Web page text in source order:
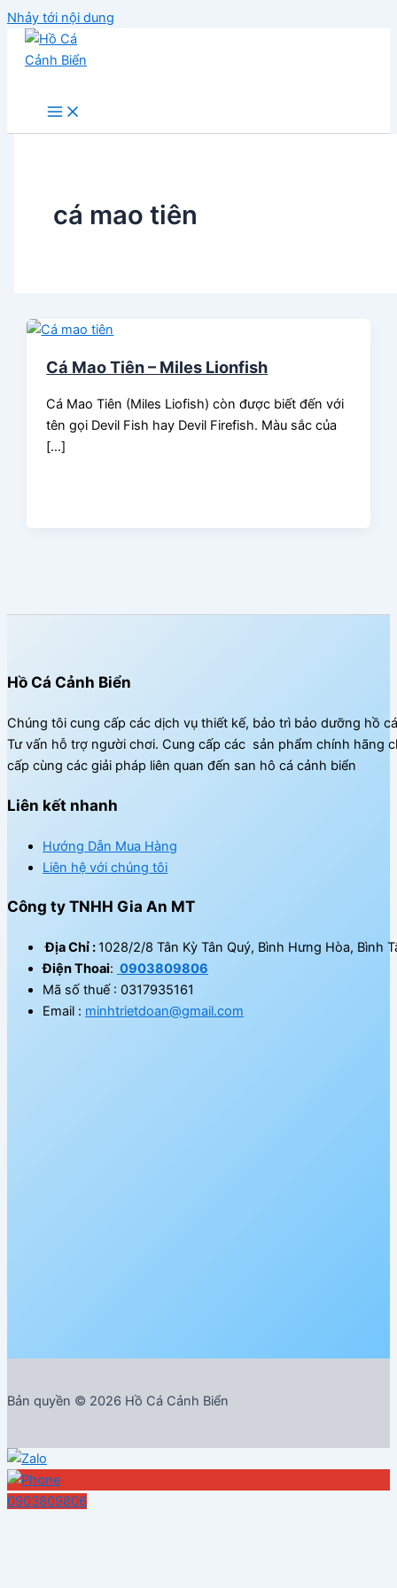
Nhảy tới nội dung
cá mao tiên
Cá Mao Tiên – Miles Lionfish
Cá Mao Tiên (Miles Liofish) còn được biết đến với
tên gọi Devil Fish hay Devil Firefish. Màu sắc của
[…]
Hồ Cá Cảnh Biển
Chúng tôi cung cấp các dịch vụ thiết kế, bảo trì bảo dưỡng hồ
Tư vấn hỗ trợ người chơi. Cung cấp các sản phẩm chính hãng
cấp cùng các giải pháp liên quan đến san hô cá cảnh biển
Liên kết nhanh
Hướng Dẫn Mua Hàng
Liên hệ với chúng tôi
Công ty TNHH Gia An MT
Địa Chỉ :1028/2/8 Tân Kỳ Tân Quý, Bình Hưng Hòa, Bình
Điện Thoai: 0903809806
Mã số thuế : 0317935161
Email : minhtrietdoan@gmail.com
Bản quyền © 2026 Hồ Cá Cảnh Biển
0903809806